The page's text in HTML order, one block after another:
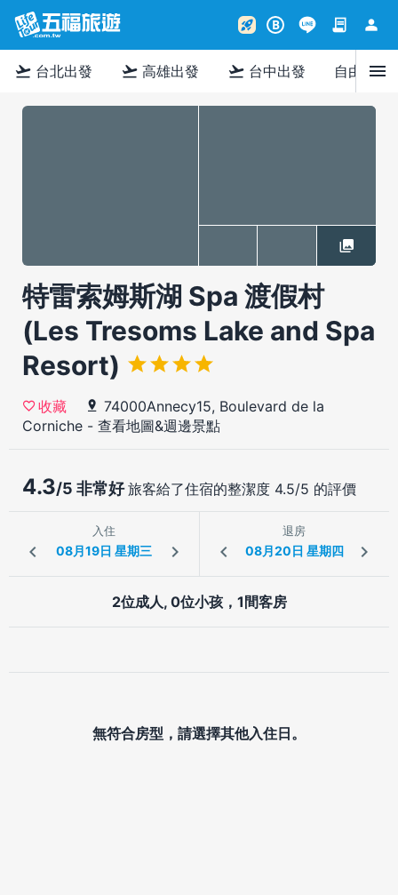
rocket_launch B contract person
flight_takeoff 台北出發 flight_takeoff 高雄出發 flight_takeoff 台中出發 自由行menu
特雷索姆斯湖 Spa 渡假村
(Les Tresoms Lake and Spa
Resort)
收藏
74000Annecy15, Boulevard de la
Corniche - 查看地圖&週邊景點
4.3/5 非常好旅客給了住宿的整潔度 4.5/5 的評價
入住 退房
2位成人, 0位小孩，1間客房
無符合房型，請選擇其他入住日。